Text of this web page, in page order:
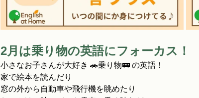
2月は乗り物の英語にフォーカス！
小さなお子さんが大好き 🚗乗り物🚃 の英語！
家で絵本を読んだり
窓の外から自動車や飛行機を眺めたり